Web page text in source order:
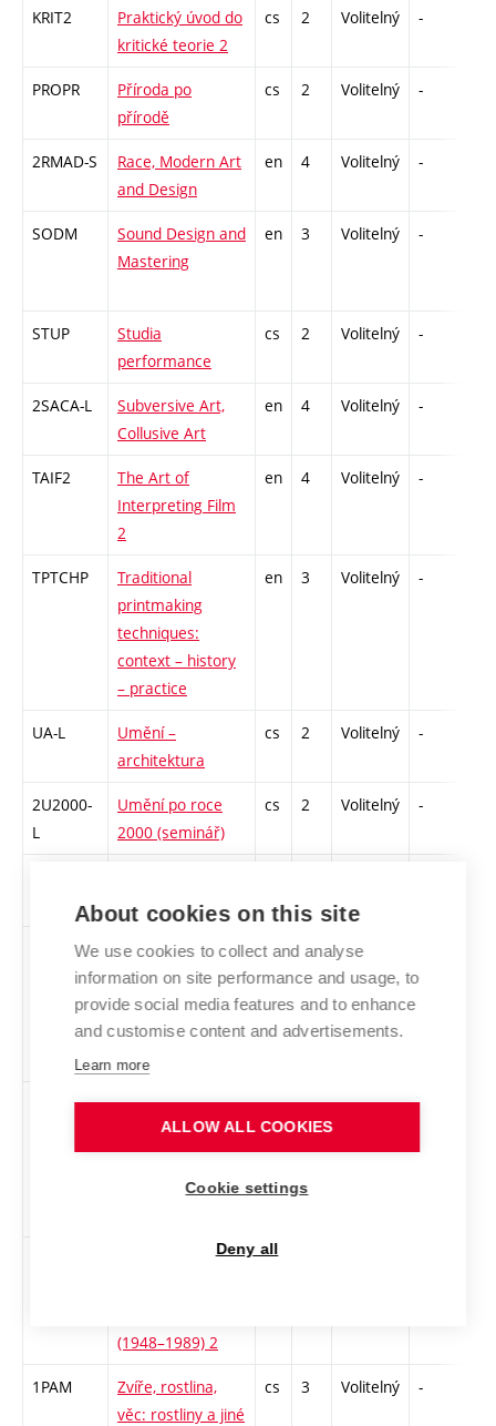
KRIT2
Praktický úvod do
kritické teorie 2
cs 2 Volitelný -
PROPR
Příroda po
přírodě
cs 2 Volitelný -
2RMAD-S
Race, Modern Art
and Design
en 4 Volitelný -
SODM
Sound Design and
Mastering
en 3 Volitelný -
STUP
Studia
performance
cs 2 Volitelný -
2SACA-L
Subversive Art,
Collusive Art
en 4 Volitelný -
TAIF2
The Art of
Interpreting Film
2
en 4 Volitelný -
TPTCHP
Traditional
printmaking
techniques:
context – history
– practice
en 3 Volitelný -
UA-L
Umění –
architektura
cs 2 Volitelný -
2U2000-
L
Umění po roce
2000 (seminář)
cs 2 Volitelný -
spolupráce
Umění ve
veřejném
prostoru.
Mecenáš, funkce,
percepce
cs 2 Volitelný
VAMM
Vizuální
antropologie a její
přesahy k
současnému
cs 3 Volitelný -
Výtvarné umění v
(1948–1989) 2
cs
1PAM
Zvíře, rostlina,
věc: rostliny a jiné
cs 3 Volitelný -
About cookies on this site
We use cookies to collect and analyse
information on site performance and usage, to
provide social media features and to enhance
and customise content and advertisements.
Learn more
ALLOW ALL COOKIES
Cookie settings
Deny all